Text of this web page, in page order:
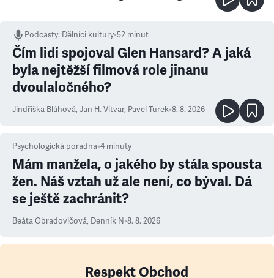
Podcasty: Dělníci kultury•52 minut
Čím lidi spojoval Glen Hansard? A jaká
byla nejtěžší filmová role jinanu
dvoulaločného?
Jindřiška Bláhová, Jan H. Vitvar, Pavel Turek•8. 8. 2026
Psychologická poradna•4 minuty
Mám manžela, o jakého by stála spousta
žen. Náš vztah už ale není, co býval. Dá
se ještě zachránit?
Beáta Obradovičová, Denník N•8. 8. 2026
Respekt Obchod